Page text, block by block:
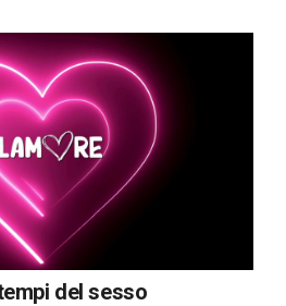
del sesso